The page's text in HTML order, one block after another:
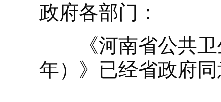
政府各部门：
《河南省公共卫
年）》已经省政府